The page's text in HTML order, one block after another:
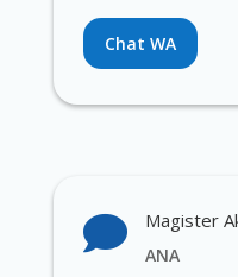
Chat WA
 Magister
ANA